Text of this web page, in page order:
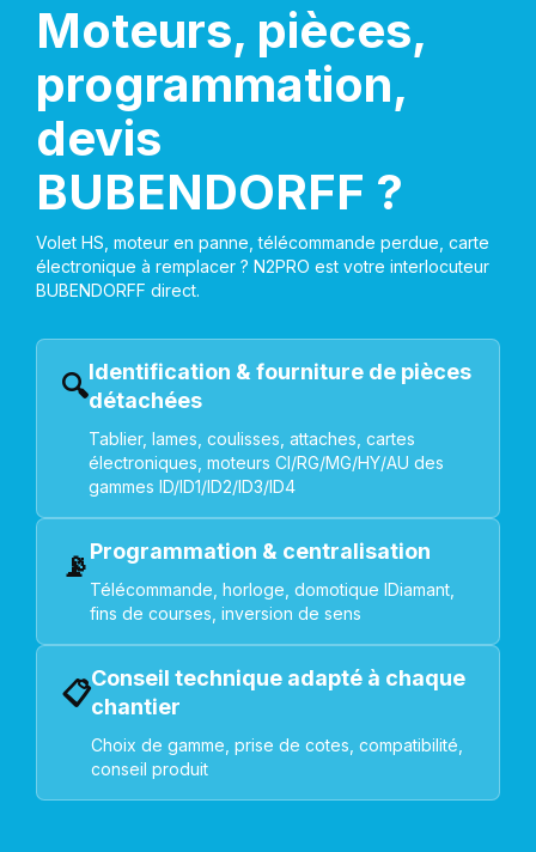
Moteurs, pièces,
programmation,
devis
BUBENDORFF ?
Volet HS, moteur en panne, télécommande perdue, carte
électronique à remplacer ? N2PRO est votre interlocuteur
BUBENDORFF direct.
🔍Identification & fourniture de pièces
détachées
Tablier, lames, coulisses, attaches, cartes
électroniques, moteurs CI/RG/MG/HY/AU des
gammes ID/ID1/ID2/ID3/ID4
📡Programmation & centralisation
Télécommande, horloge, domotique IDiamant,
fins de courses, inversion de sens
📋Conseil technique adapté à chaque
chantier
Choix de gamme, prise de cotes, compatibilité,
conseil produit